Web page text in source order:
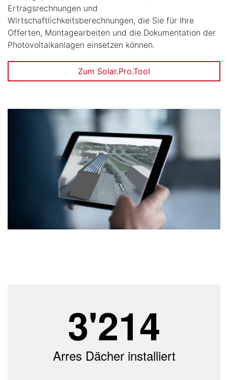
Ertragsrechnungen und
Wirtschaftlichkeitsberechnungen, die Sie für Ihre
Offerten, Montagearbeiten und die Dokumentation der
Photovoltaikanlagen einsetzen können.
Zum Solar.Pro.Tool
3'214
Arres Dächer installiert